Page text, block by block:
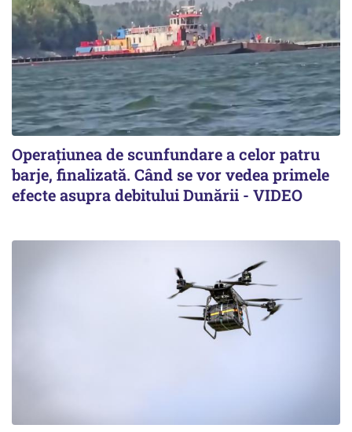
Operațiunea de scunfundare a celor patru
barje, finalizată. Când se vor vedea primele
efecte asupra debitului Dunării - VIDEO